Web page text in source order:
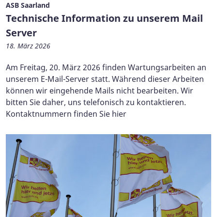
ASB Saarland
Technische Information zu unserem Mail
Server
18. März 2026
Am Freitag, 20. März 2026 finden Wartungsarbeiten an
unserem E-Mail-Server statt. Während dieser Arbeiten
können wir eingehende Mails nicht bearbeiten. Wir
bitten Sie daher, uns telefonisch zu kontaktieren.
Kontaktnummern finden Sie hier